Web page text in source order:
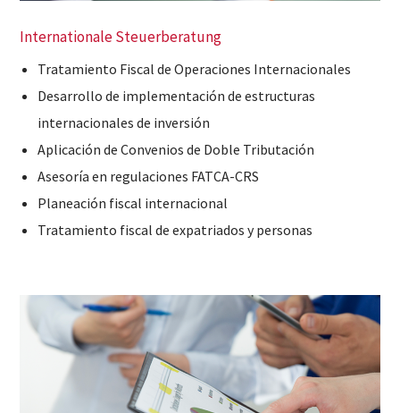
Internationale Steuerberatung
Tratamiento Fiscal de Operaciones Internacionales
Desarrollo de implementación de estructuras
internacionales de inversión
Aplicación de Convenios de Doble Tributación
Asesoría en regulaciones FATCA-CRS
Planeación fiscal internacional
Tratamiento fiscal de expatriados y personas